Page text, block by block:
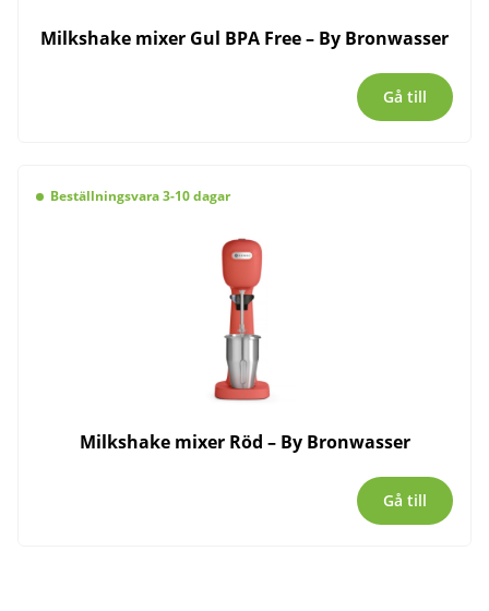
Milkshake mixer Gul BPA Free – By Bronwasser
Gå till
Beställningsvara 3-10 dagar
Milkshake mixer Röd – By Bronwasser
Gå till